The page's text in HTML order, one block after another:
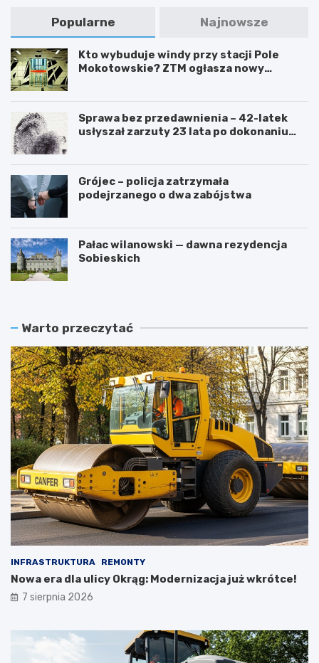
Popularne Najnowsze
Kto wybuduje windy przy stacji Pole
Mokotowskie? ZTM ogłasza nowy
Sprawa bez przedawnienia – 42-latek
usłyszał zarzuty 23 lata po dokonaniu
Grójec – policja zatrzymała
podejrzanego o dwa zabójstwa
Pałac wilanowski — dawna rezydencja
Sobieskich
Warto przeczytać
INFRASTRUKTURA REMONTY
Nowa era dla ulicy Okrąg: Modernizacja już wkrótce!
7 sierpnia 2026